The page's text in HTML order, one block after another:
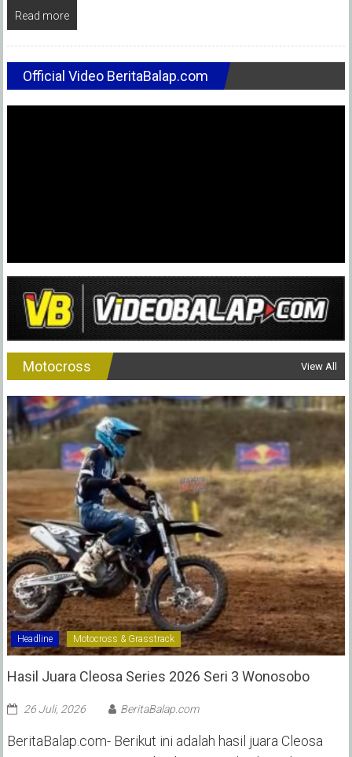
Read more
Official Video BeritaBalap.com
Motocross View All
Headline Motocross & Grasstrack
Hasil Juara Cleosa Series 2026 Seri 3 Wonosobo ‎
26 Juli, 2026 BeritaBalap.com
BeritaBalap.com- Berikut ini adalah hasil juara Cleosa